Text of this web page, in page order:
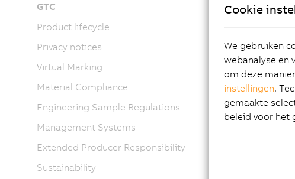
GTC
Product lifecycle
Privacy notices
Virtual Marking
Material Compliance
Engineering Sample Regulations
Management Systems
Extended Producer Responsibility
Sustainability
Cookie
We gebruiken
webanalyse en
om deze
instellingen.
gemaakte
beleid voor het